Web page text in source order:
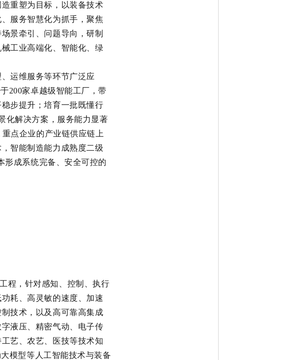
重塑为目标，以装备技术
、服务智慧化为抓手，聚焦
景牵引、问题导向，研制
械工业高端化、智能化、绿
运维服务等环节广泛应
200家卓越级智能工厂，带
稳步提升；培育一批既懂行
化解决方案，服务能力显著
重点企业的产业链供应链上
智能制造能力成熟度二级
形成系统完备、安全可控的
程，针对感知、控制、执行
功耗、高灵敏的速度、加速
技术， 以及高可靠高集成
字液压、精密气动、电子传
工艺、农艺、医技等技术知
大模型等人工智能技术与装备